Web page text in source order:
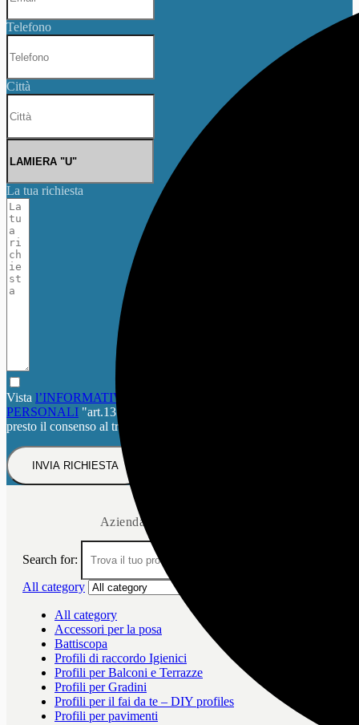
Telefono
Città
La tua richiesta
Vista l’INFORMATIVA SUL TRATTAMENTO DEI DATI
PERSONALI "art.13 del Regolamento UE 2016/679 (GDPR)"
presto il consenso al trattamento dei miei dati
INVIA RICHIESTA
Azienda del gruppo
Search for:
All category
All category
Accessori per la posa
Battiscopa
Profili di raccordo Igienici
Profili per Balconi e Terrazze
Profili per Gradini
Profili per il fai da te – DIY profiles
Profili per pavimenti